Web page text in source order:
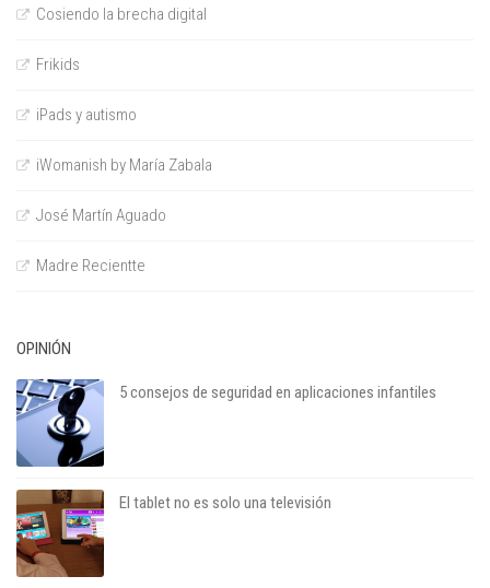
Cosiendo la brecha digital
Frikids
iPads y autismo
iWomanish by María Zabala
José Martín Aguado
Madre Recientte
OPINIÓN
5 consejos de seguridad en aplicaciones infantiles
El tablet no es solo una televisión